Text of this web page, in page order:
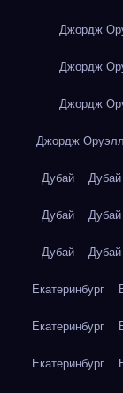
Джордж
Джордж
Джордж
Джордж
Дубай Дубай
Дубай Дубай
Дубай Дубай
Екатеринбург
Екатеринбург
Екатеринбург